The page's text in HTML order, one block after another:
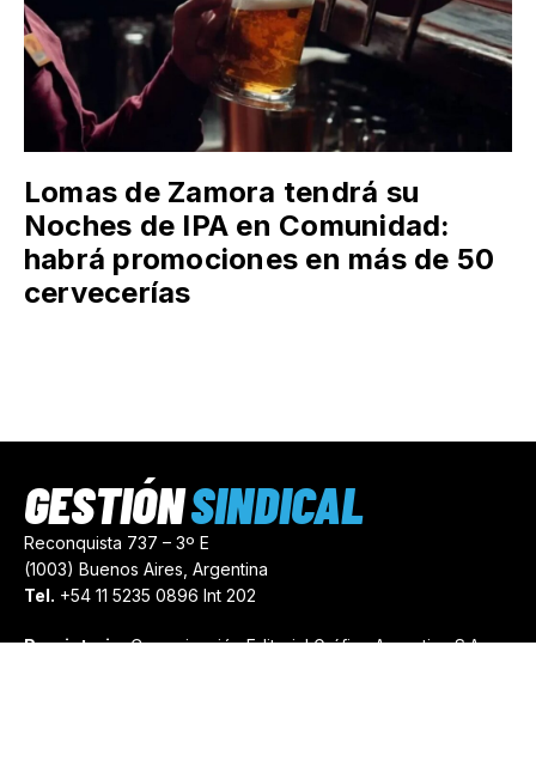
Lomas de Zamora tendrá su
Noches de IPA en Comunidad:
habrá promociones en más de 50
cervecerías
Reconquista 737 – 3º E
(1003) Buenos Aires, Argentina
Tel. +54 11 5235 0896 Int 202
Propietario:Comunicación Editorial Gráfica Argentina S.A.
GESTIÓNSINDICAL